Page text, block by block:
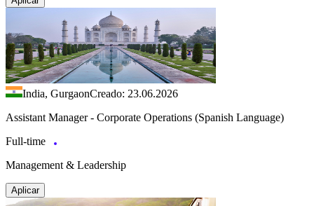
India, GurgaonCreado: 23.06.2026
Assistant Manager - Corporate Operations (Spanish Language)
Full-time
Management & Leadership
Aplicar